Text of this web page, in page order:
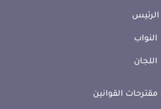
الرئيس
النواب
اللجان
القوانين